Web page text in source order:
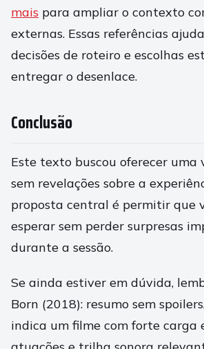
mais para ampliar o contexto
externas. Essas referências
decisões de roteiro e escolhas
entregar o desenlace.
Conclusão
Este texto buscou oferecer uma
sem revelações sobre a
proposta central é permitir que
esperar sem perder surpresas
durante a sessão.
Se ainda estiver em dúvida,
Born (2018): resumo sem
indica um filme com forte carga